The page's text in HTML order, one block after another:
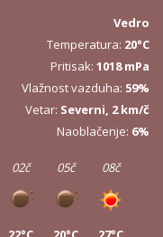
Vedro
Temperatura: 20°C
Pritisak: 1018 mPa
Vlažnost vazduha: 59%
Vetar: Severni, 2 km/č
Naoblačenje: 6%
02č 05č 08č